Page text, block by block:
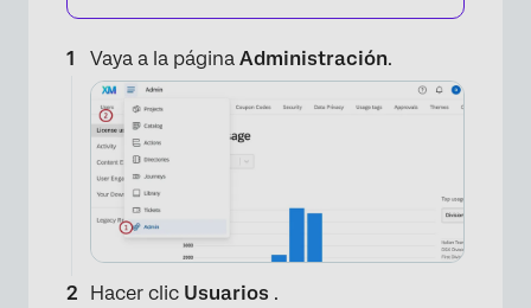
Vaya a la página Administración.
Hacer clic Usuarios .